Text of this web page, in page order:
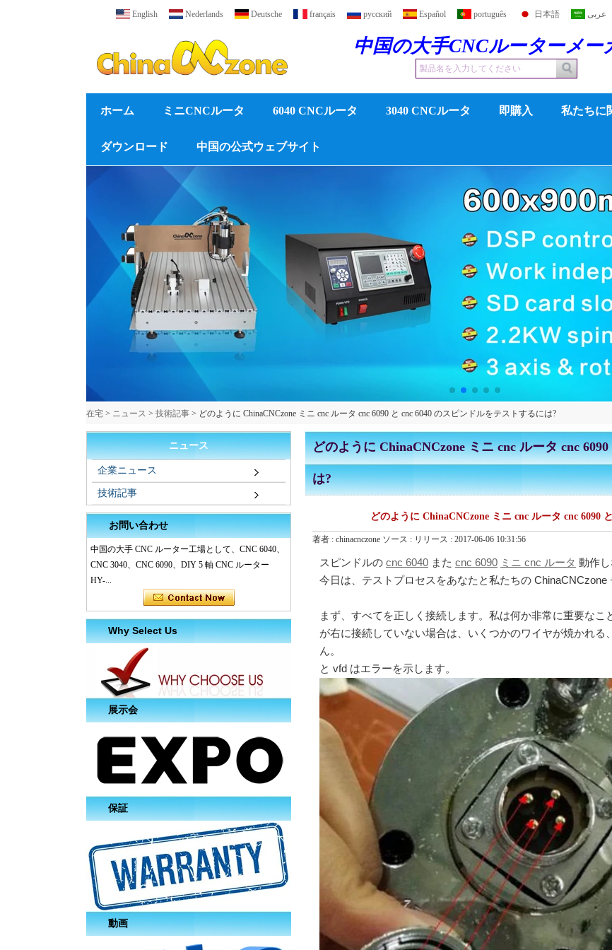
English Nederlands Deutsche français русский Español português 日本語 عربى
中国の大手CNCルーターメー
ホーム ミニCNCルータ 6040 CNCルータ 3040 CNCルータ 即購入 私たちに
ダウンロード 中国の公式ウェブサイト
在宅 > ニュース > 技術記事 > どのように ChinaCNCzone ミニ cnc ルータ cnc 6090 と cnc 6040 のスピンドルをテストするには?
ニュース
企業ニュース
技術記事
お問い合わせ
中国の大手 CNC ルーター工場として、CNC 6040、
CNC 3040、CNC 6090、DIY 5 軸 CNC ルーター
HY-...
Why Select Us
展示会
保証
動画
どのように ChinaCNCzone ミニ cnc ルータ cnc
は?
どのように ChinaCNCzone ミニ cnc ルータ cnc 6090
著者 : chinacnczone ソース : リリース : 2017-06-06 10:31:56
スピンドルの cnc 6040 また cnc 6090 ミニ cnc ルータ 動作
今日は、テストプロセスをあなたと私たちの
まず、すべてを正しく接続します。私は何か非常に重要な
が右に接続していない場合は、いくつかのワイヤが焼かれ
ん。
と vfd はエラーを示します。